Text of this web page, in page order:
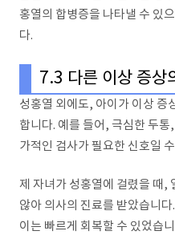
홍열의 합병증을 나타낼 수 있
다.
7.3 다른 이상 증상
성홍열 외에도, 아이가 이상 증
합니다. 예를 들어, 극심한 두
가적인 검사가 필요한 신호일
제 자녀가 성홍열에 걸렸을 때,
않아 의사의 진료를 받았습니
이는 빠르게 회복할 수 있었습